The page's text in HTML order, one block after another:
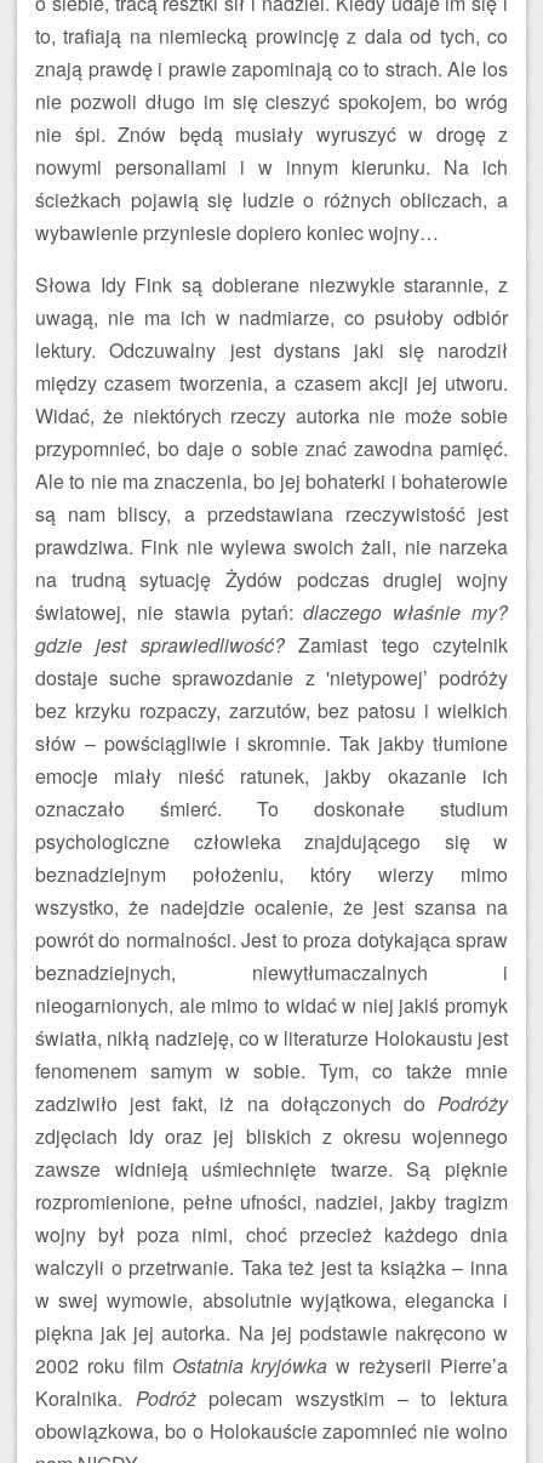
to, trafiają na niemiecką prowincję z dala od tych, co
znają prawdę i prawie zapominają co to strach. Ale los
nie pozwoli długo im się cieszyć spokojem, bo wróg
nie śpi. Znów będą musiały wyruszyć w drogę z
nowymi personaliami i w innym kierunku. Na ich
ścieżkach pojawią się ludzie o różnych obliczach, a
wybawienie przyniesie dopiero koniec wojny…
Słowa Idy Fink są dobierane niezwykle starannie, z
uwagą, nie ma ich w nadmiarze, co psułoby odbiór
lektury. Odczuwalny jest dystans jaki się narodził
między czasem tworzenia, a czasem akcji jej utworu.
Widać, że niektórych rzeczy autorka nie może sobie
przypomnieć, bo daje o sobie znać zawodna pamięć.
Ale to nie ma znaczenia, bo jej bohaterki i bohaterowie
są nam bliscy, a przedstawiana rzeczywistość jest
prawdziwa. Fink nie wylewa swoich żali, nie narzeka
na trudną sytuację Żydów podczas drugiej wojny
światowej, nie stawia pytań:dlaczego właśnie my?
gdzie jest sprawiedliwość?Zamiast tego czytelnik
dostaje suche sprawozdanie z 'nietypowej’ podróży
bez krzyku rozpaczy, zarzutów, bez patosu i wielkich
słów – powściągliwie i skromnie. Tak jakby tłumione
emocje miały nieść ratunek, jakby okazanie ich
oznaczało śmierć. To doskonałe studium
psychologiczne człowieka znajdującego się w
beznadziejnym położeniu, który wierzy mimo
wszystko, że nadejdzie ocalenie, że jest szansa na
powrót do normalności. Jest to proza dotykająca spraw
beznadziejnych, niewytłumaczalnych i
nieogarnionych, ale mimo to widać w niej jakiś promyk
światła, nikłą nadzieję, co w literaturze Holokaustu jest
fenomenem samym w sobie. Tym, co także mnie
zadziwiło jest fakt, iż na dołączonych do Podróży
zdjęciach Idy oraz jej bliskich z okresu wojennego
zawsze widnieją uśmiechnięte twarze. Są pięknie
rozpromienione, pełne ufności, nadziei, jakby tragizm
wojny był poza nimi, choć przecież każdego dnia
walczyli o przetrwanie. Taka też jest ta książka – inna
w swej wymowie, absolutnie wyjątkowa, elegancka i
piękna jak jej autorka. Na jej podstawie nakręcono w
2002 roku film Ostatnia kryjówka w reżyserii Pierre’a
Koralnika. Podróżpolecam wszystkim – to lektura
obowiązkowa, bo o Holokauście zapomnieć nie wolno